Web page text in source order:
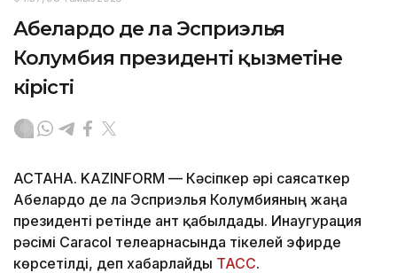
Абелардо де ла Эсприэлья
Колумбия президенті қызметіне
кірісті
АСТАНА. KAZINFORM — Кәсіпкер әрі саясаткер
Абелардо де ла Эсприэлья Колумбияның жаңа
президенті ретінде ант қабылдады. Инаугурация
рәсімі Caracol телеарнасында тікелей эфирде
көрсетілді, деп хабарлайды ТАСС.